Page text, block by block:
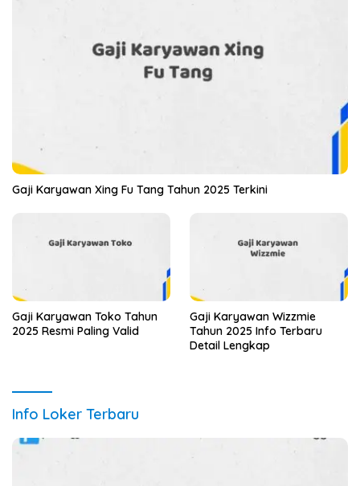
Gaji Karyawan Xing Fu Tang Tahun 2025 Terkini
Gaji Karyawan Toko Tahun
2025 Resmi Paling Valid
Gaji Karyawan Wizzmie
Tahun 2025 Info Terbaru
Detail Lengkap
Info Loker Terbaru